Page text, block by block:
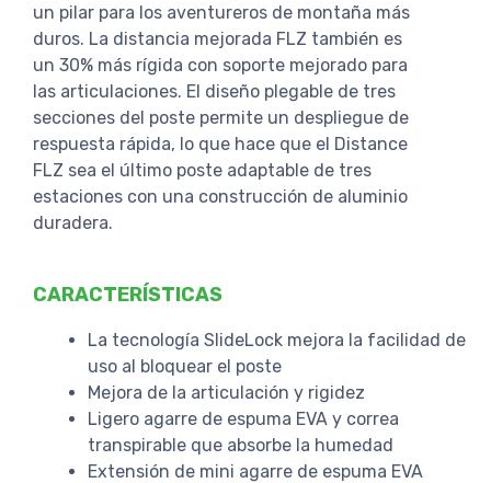
un pilar para los aventureros de montaña más
duros. La distancia mejorada FLZ también es
un 30% más rígida con soporte mejorado para
las articulaciones. El diseño plegable de tres
secciones del poste permite un despliegue de
respuesta rápida, lo que hace que el Distance
FLZ sea el último poste adaptable de tres
estaciones con una construcción de aluminio
duradera.
CARACTERÍSTICAS
La tecnología SlideLock mejora la facilidad de
uso al bloquear el poste
Mejora de la articulación y rigidez
Ligero agarre de espuma EVA y correa
transpirable que absorbe la humedad
Extensión de mini agarre de espuma EVA